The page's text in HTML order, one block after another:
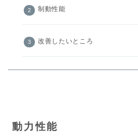
制動性能
改善したいところ
動力性能